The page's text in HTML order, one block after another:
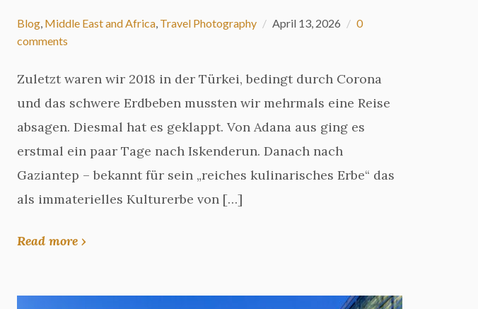
Blog, Middle East and Africa, Travel Photography April 13, 2026
0
comments
Zuletzt waren wir 2018 in der Türkei, bedingt durch Corona
und das schwere Erdbeben mussten wir mehrmals eine Reise
absagen. Diesmal hat es geklappt. Von Adana aus ging es
erstmal ein paar Tage nach Iskenderun. Danach nach
Gaziantep – bekannt für sein „reiches kulinarisches Erbe“ das
als immaterielles Kulturerbe von […]
Read more ›